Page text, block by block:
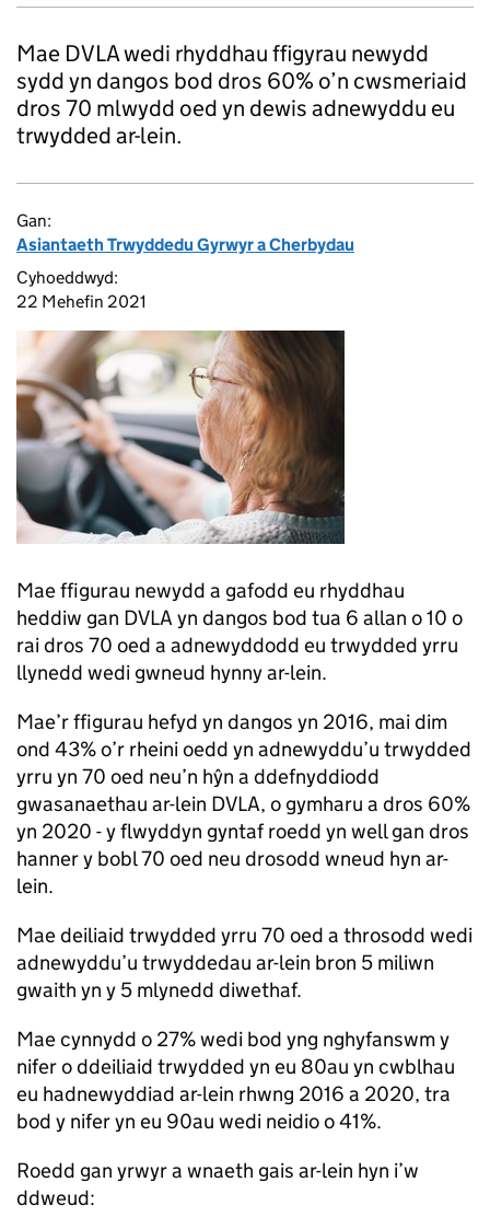
Mae DVLA wedi rhyddhau ffigyrau newydd
sydd yn dangos bod dros 60% o’n cwsmeriaid
dros 70 mlwydd oed yn dewis adnewyddu eu
trwydded ar-lein.
Gan:
Asiantaeth Trwyddedu Gyrwyr a Cherbydau
Cyhoeddwyd:
22 Mehefin 2021
Mae ffigurau newydd a gafodd eu rhyddhau
heddiw gan DVLA yn dangos bod tua 6 allan o 10 o
rai dros 70 oed a adnewyddodd eu trwydded yrru
llynedd wedi gwneud hynny ar-lein.
Mae’r ffigurau hefyd yn dangos yn 2016, mai dim
ond 43% o’r rheini oedd yn adnewyddu’u trwydded
yrru yn 70 oed neu’n hŷn a ddefnyddiodd
gwasanaethau ar-lein DVLA, o gymharu a dros 60%
yn 2020 - y flwyddyn gyntaf roedd yn well gan dros
hanner y bobl 70 oed neu drosodd wneud hyn ar-
lein.
Mae deiliaid trwydded yrru 70 oed a throsodd wedi
adnewyddu’u trwyddedau ar-lein bron 5 miliwn
gwaith yn y 5 mlynedd diwethaf.
Mae cynnydd o 27% wedi bod yng nghyfanswm y
nifer o ddeiliaid trwydded yn eu 80au yn cwblhau
eu hadnewyddiad ar-lein rhwng 2016 a 2020, tra
bod y nifer yn eu 90au wedi neidio o 41%.
Roedd gan yrwyr a wnaeth gais ar-lein hyn i’w
ddweud: